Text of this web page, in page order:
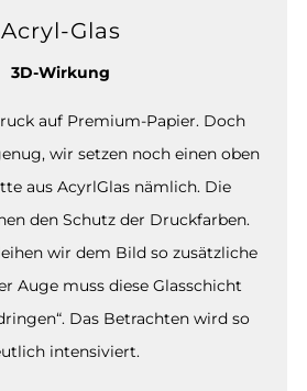
Acryl-Glas
3D-Wirkung
auf Premium-Papier. Doch
wir setzen noch einen oben
aus AcyrlGlas nämlich. Die
den Schutz der Druckfarben.
wir dem Bild so zusätzliche
Auge muss diese Glasschicht
Das Betrachten wird so
intensiviert.